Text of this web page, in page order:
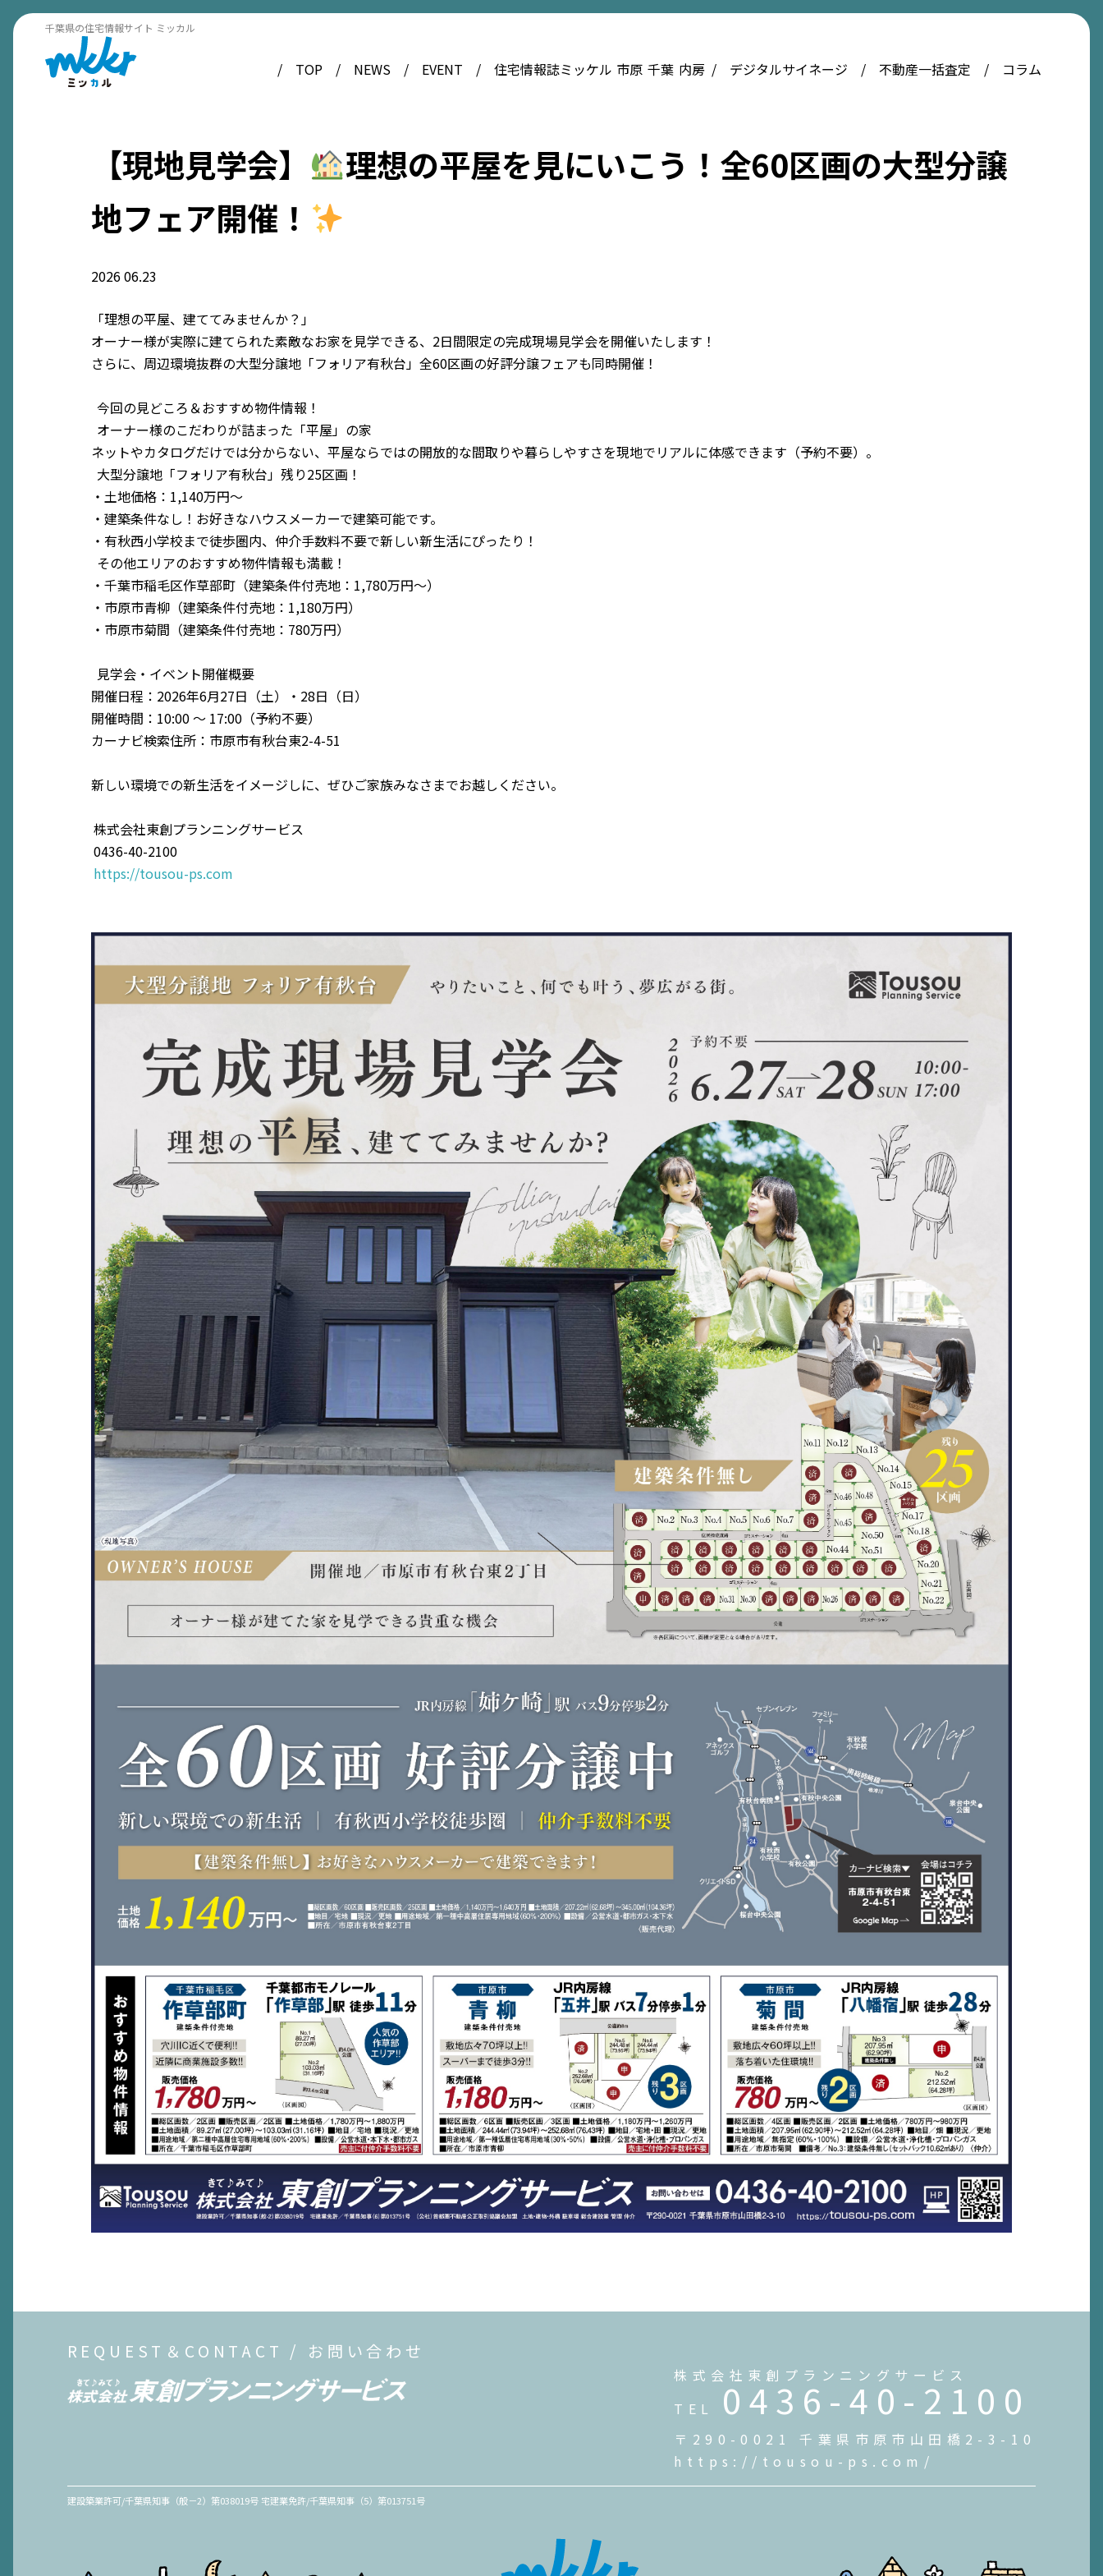
千葉県の住宅情報サイト ミッカル
TOP NEWS EVENT 住宅情報誌ミッケル 市原 千葉 内房 デジタルサイネージ 不動産一括査定 コラム
【現地見学会】
理想の平屋を見にいこう！全60区画の大型分譲
地フェア開催！
202606.23
「理想の平屋、建ててみませんか？」
オーナー様が実際に建てられた素敵なお家を見学できる、2日間限定の完成現場見学会を開催いたします！
さらに、周辺環境抜群の大型分譲地「フォリア有秋台」全60区画の好評分譲フェアも同時開催！
今回の見どころ＆おすすめ物件情報！
オーナー様のこだわりが詰まった「平屋」の家
ネットやカタログだけでは分からない、平屋ならではの開放的な間取りや暮らしやすさを現地でリアルに体感できます（予約不要）。
大型分譲地「フォリア有秋台」残り25区画！
・土地価格：1,140万円〜
・建築条件なし！お好きなハウスメーカーで建築可能です。
・有秋西小学校まで徒歩圏内、仲介手数料不要で新しい新生活にぴったり！
その他エリアのおすすめ物件情報も満載！
・千葉市稲毛区作草部町（建築条件付売地：1,780万円〜）
・市原市青柳（建築条件付売地：1,180万円）
・市原市菊間（建築条件付売地：780万円）
見学会・イベント開催概要
開催日程：2026年6月27日（土）・28日（日）
開催時間：10:00 〜 17:00（予約不要）
カーナビ検索住所：市原市有秋台東2-4-51
新しい環境での新生活をイメージしに、ぜひご家族みなさまでお越しください。
株式会社東創プランニングサービス
0436-40-2100
https://tousou-ps.com
REQUEST＆CONTACT / お問い合わせ
株式会社東創プランニングサービス
TEL 0436-40-2100
〒290-0021 千葉県市原市山田橋2-3-10
https://tousou-ps.com/
建設築業許可/千葉県知事（般－2）第038019号 宅建業免許/千葉県知事（5）第013751号